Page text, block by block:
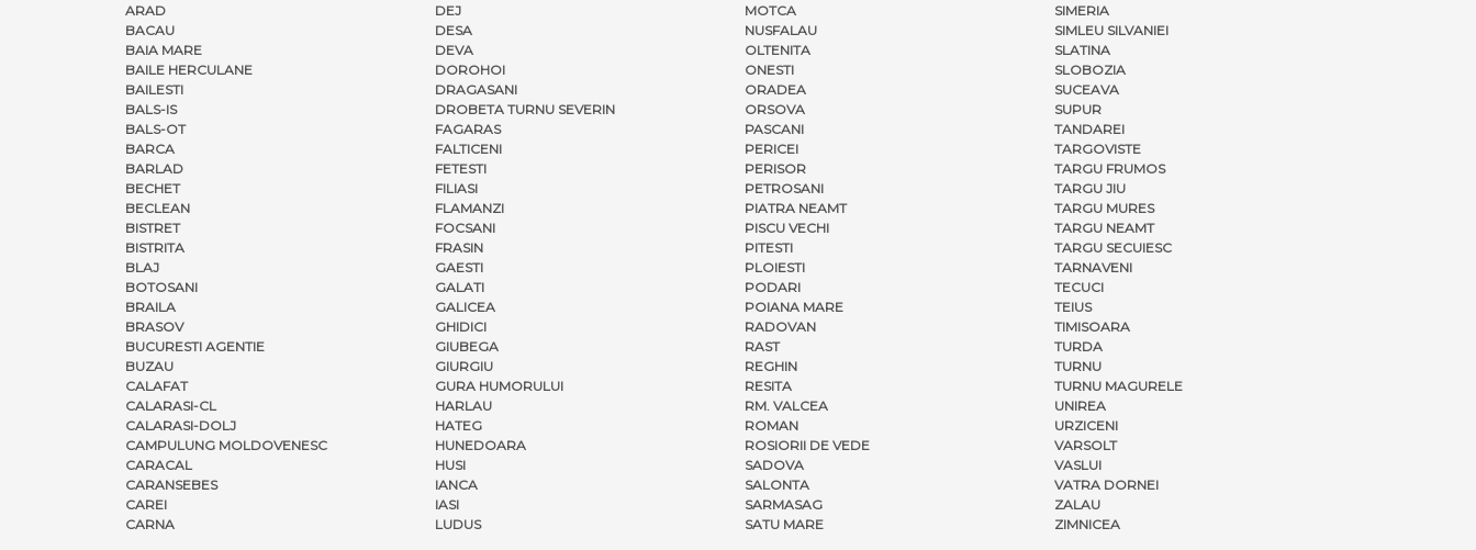
ARAD
BACAU
BAIA MARE
BAILE HERCULANE
BAILESTI
BALS-IS
BALS-OT
BARCA
BARLAD
BECHET
BECLEAN
BISTRET
BISTRITA
BLAJ
BOTOSANI
BRAILA
BRASOV
BUCURESTI AGENTIE
BUZAU
CALAFAT
CALARASI-CL
CALARASI-DOLJ
CAMPULUNG MOLDOVENESC
CARACAL
CARANSEBES
CAREI
CARNA
DEJ
DESA
DEVA
DOROHOI
DRAGASANI
DROBETA TURNU SEVERIN
FAGARAS
FALTICENI
FETESTI
FILIASI
FLAMANZI
FOCSANI
FRASIN
GAESTI
GALATI
GALICEA
GHIDICI
GIUBEGA
GIURGIU
GURA HUMORULUI
HARLAU
HATEG
HUNEDOARA
HUSI
IANCA
IASI
LUDUS
MOTCA
NUSFALAU
OLTENITA
ONESTI
ORADEA
ORSOVA
PASCANI
PERICEI
PERISOR
PETROSANI
PIATRA NEAMT
PISCU VECHI
PITESTI
PLOIESTI
PODARI
POIANA MARE
RADOVAN
RAST
REGHIN
RESITA
RM. VALCEA
ROMAN
ROSIORII DE VEDE
SADOVA
SALONTA
SARMASAG
SATU MARE
SIMERIA
SIMLEU SILVANIEI
SLATINA
SLOBOZIA
SUCEAVA
SUPUR
TANDAREI
TARGOVISTE
TARGU FRUMOS
TARGU JIU
TARGU MURES
TARGU NEAMT
TARGU SECUIESC
TARNAVENI
TECUCI
TEIUS
TIMISOARA
TURDA
TURNU
TURNU MAGURELE
UNIREA
URZICENI
VARSOLT
VASLUI
VATRA DORNEI
ZALAU
ZIMNICEA